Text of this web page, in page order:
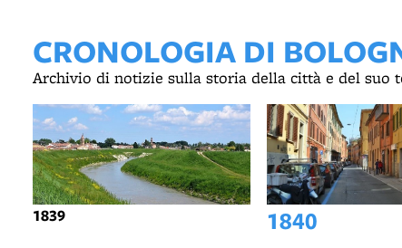
CRONOLOGIA DI
Archivio di notizie sulla storia della città e del
1839 1840